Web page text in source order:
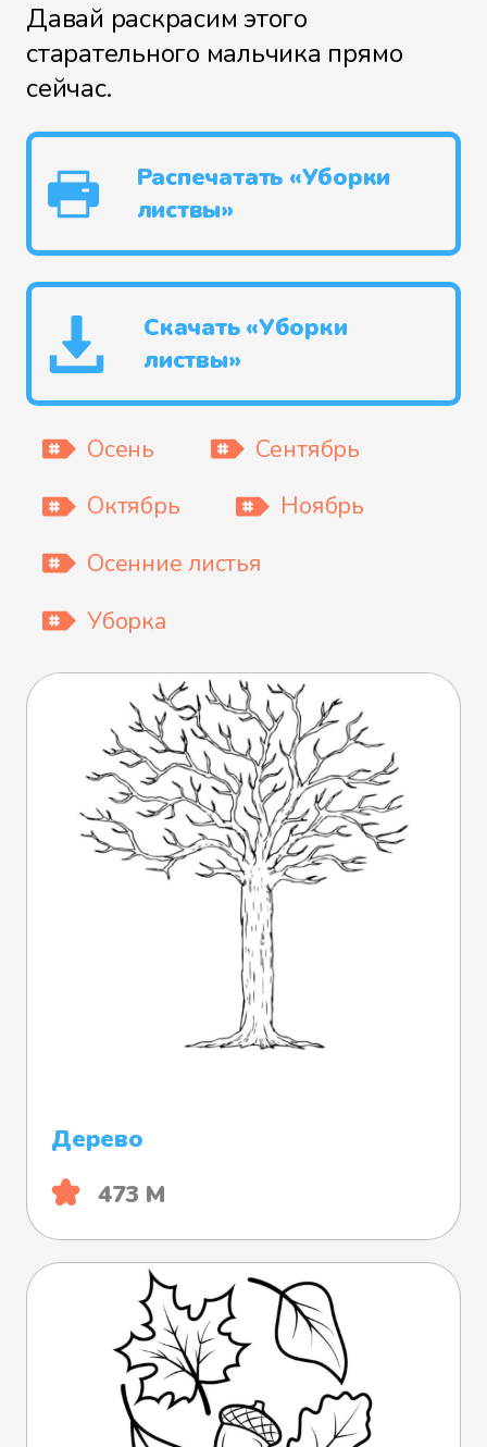
Давай раскрасим этого
старательного мальчика прямо
сейчас.
Распечатать «Уборки
листвы»
Скачать «Уборки
листвы»
Осень
Сентябрь
Октябрь
Ноябрь
Осенние листья
Уборка
Дерево
473 М